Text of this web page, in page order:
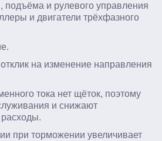
и рулевого управления
и двигатели трёхфазного
на изменение направления
тока нет щёток, поэтому
и снижают
при торможении увеличивает